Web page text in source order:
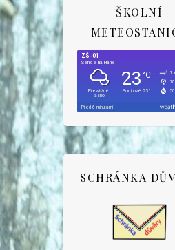
ŠKOLNÍ
SCHRÁNKA